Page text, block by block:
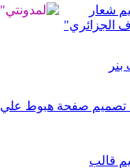
شعار
الجزائري"
صفحة هبوط علي
قالب